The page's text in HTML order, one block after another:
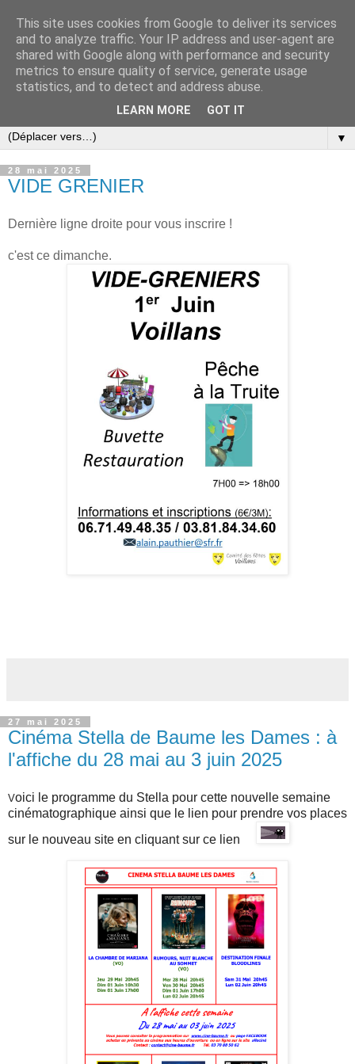
▼
28 mai 2025
VIDE GRENIER
Dernière ligne droite pour vous inscrire !
c'est ce dimanche.
27 mai 2025
Cinéma Stella de Baume les Dames : à
l'affiche du 28 mai au 3 juin 2025
Voici le programme du Stella pour cette nouvelle semaine
cinématographique ainsi que l e lien pour prendre vos places
sur le nouveau site en cliquant sur ce lien
This site uses cookies from Google to deliver its services
and to analyze traffic. Your IP address and user-agent are
shared with Google along with performance and security
metrics to ensure quality of service, generate usage
statistics, and to detect and address abuse.
LEARN MORE GOT IT